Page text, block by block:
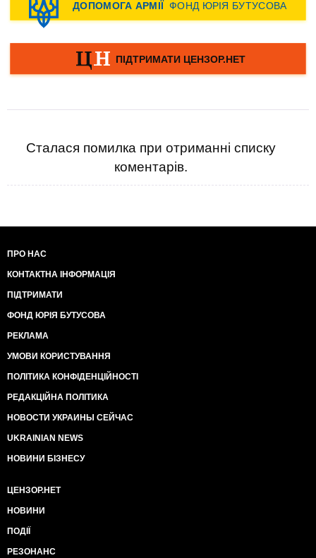
Сталася помилка при отриманні списку
коментарів.
ПРО НАС
КОНТАКТНА ІНФОРМАЦІЯ
ПІДТРИМАТИ
ФОНД ЮРІЯ БУТУСОВА
РЕКЛАМА
УМОВИ КОРИСТУВАННЯ
ПОЛІТИКА КОНФІДЕНЦІЙНОСТІ
РЕДАКЦІЙНА ПОЛІТИКА
НОВОСТИ УКРАИНЫ СЕЙЧАС
UKRAINIAN NEWS
НОВИНИ БІЗНЕСУ
ЦЕНЗОР.НЕТ
НОВИНИ
ПОДІЇ
РЕЗОНАНС